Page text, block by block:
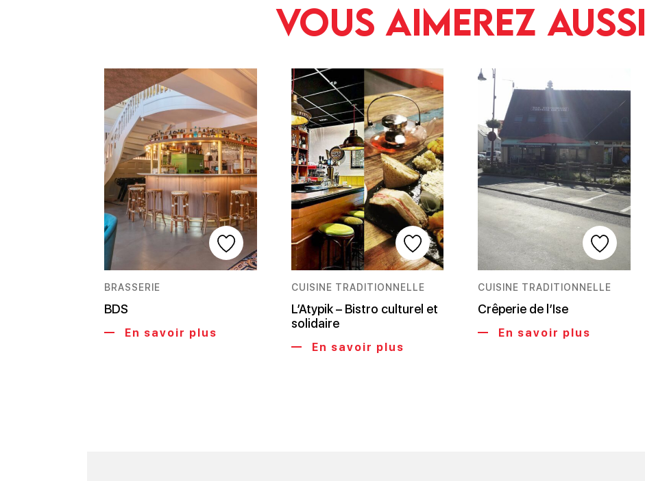
Vous aimerez aussi
BRASSERIE
BDS
En savoir plus
CUISINE TRADITIONNELLE
L’Atypik – Bistro culturel et
solidaire
En savoir plus
CUISINE TRADITIONNELLE
Crêperie de l’Ise
En savoir plus